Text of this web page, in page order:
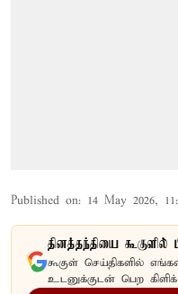
Published on: 14 May 2026,
தினத்தந்தியை கூகுளில்
கூகுள் செய்திகளில்
உடனுக்குடன் பெற